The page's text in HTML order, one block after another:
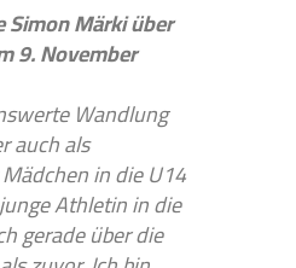
Märki über
9. November
Wandlung
auch als
in die U14
Athletin in die
gerade über die